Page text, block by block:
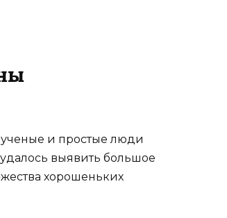
ученые и простые люди
выявить большое
хорошеньких